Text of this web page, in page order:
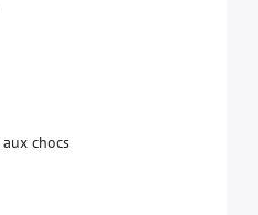
aux chocs